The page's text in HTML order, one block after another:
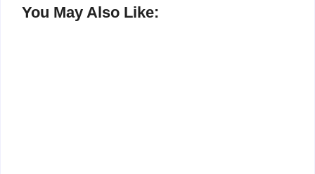
You May Also Like: